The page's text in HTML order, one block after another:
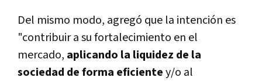
Del mismo modo, agregó que la intención es
"contribuir a su fortalecimiento en el
mercado, aplicando la liquidez de la
sociedad de forma eficientey/o al